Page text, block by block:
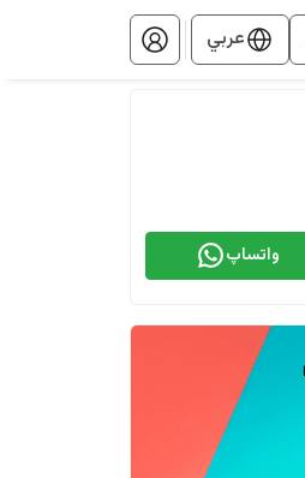
عربي
واتساپ